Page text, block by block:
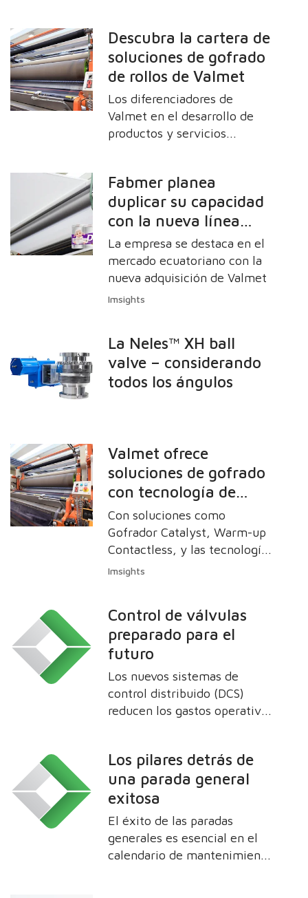
planta de celulosa completa,
incluyendo soluciones de
automatización y control de
flujo. Esta nueva planta,
ubicada en Inocência, en el
estado de Mato Grosso do
Sul, Brasil, representa el
monofásica del mundo.
Descubra la cartera de
soluciones de gofrado
de rollos de Valmet
Los diferenciadores de
Valmet en el desarrollo de
productos y servicios
calidad de los productos
finales
Fabmer planea
duplicar su capacidad
con la nueva línea
MyLine de Valmet y
refuerza su
compromiso con la
sostenibilidad
La empresa se destaca en el
mercado ecuatoriano con la
nueva adquisición de Valmet
Imsights
La Neles™ XH ball
valve – considerando
todos los ángulos
Valmet ofrece
soluciones de gofrado
con tecnología de
punta para la
conversión de tissue
Con soluciones como
Gofrador Catalyst, Warm-up
Contactless, y las tecnologías
Roll-Tec de gofrado de
calidad para la industria
Imsights
Control de válvulas
preparado para el
futuro
Los nuevos sistemas de
control distribuido (DCS)
reducen los gastos operativos
incluidos los costos de
operación y mantenimiento
de las válvulas. Valmet
explica la importancia de los
DCS y destaca los avances en
la tecnología de válvulas y
Los pilares detrás de
una parada general
exitosa
El éxito de las paradas
generales es esencial en el
calendario de mantenimiento